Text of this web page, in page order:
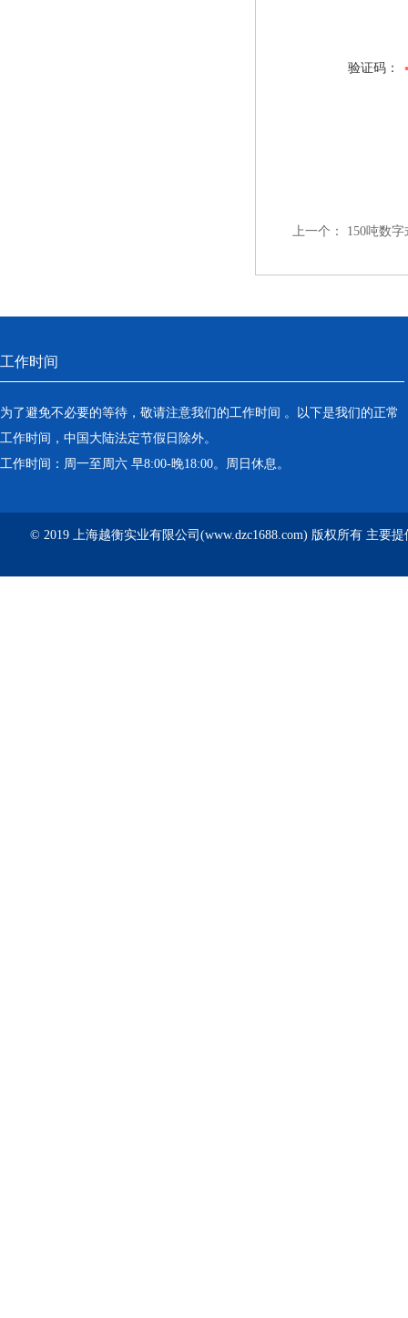
验证码：
上一个： 150吨数
工作时间
为了避免不必要的等待，敬请注意我们的工作时间 。以下是我们的正常
工作时间，中国大陆法定节假日除外。
工作时间：周一至周六 早8:00-晚18:00。周日休息。
© 2019 上海越衡实业有限公司(www.dzc1688.com) 版权所有 主要提